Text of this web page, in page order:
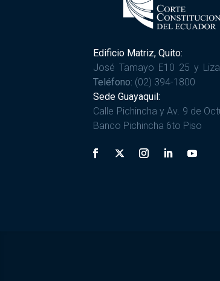
Edificio Matriz, Quito:
José Tamayo E10 25 y
Teléfono: (02) 394-1800
Sede Guayaquil:
Calle Pichincha y Av. 9 de
Banco Pichincha 6to Piso